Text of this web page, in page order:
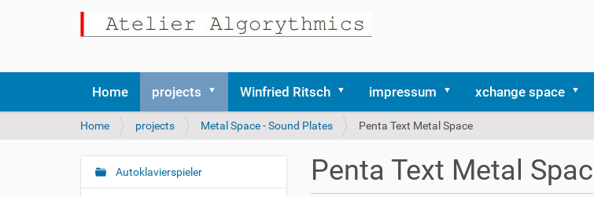
Home projects Winfried Ritsch impressum xchange space
Y
u
r
Home projects Metal Space - Sound Plates Penta Text Metal Space
Penta Text Metal
N
Autoklavierspieler